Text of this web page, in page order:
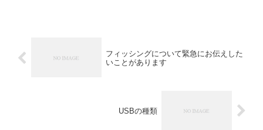
フィッシングについて緊急にお伝えした
いことがあります
USBの種類